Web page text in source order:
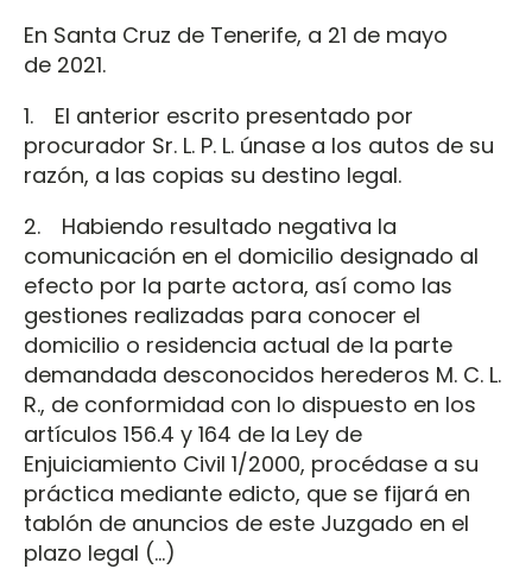
En Santa Cruz de Tenerife, a 21 de mayo
de 2021.
1. El anterior escrito presentado por
procurador Sr. L. P. L. únase a los autos de su
razón, a las copias su destino legal.
2. Habiendo resultado negativa la
comunicación en el domicilio designado al
efecto por la parte actora, así como las
gestiones realizadas para conocer el
domicilio o residencia actual de la parte
demandada desconocidos herederos M. C. L.
R., de conformidad con lo dispuesto en los
artículos 156.4 y 164 de la Ley de
Enjuiciamiento Civil 1/2000, procédase a su
práctica mediante edicto, que se fijará en
tablón de anuncios de este Juzgado en el
plazo legal (…)